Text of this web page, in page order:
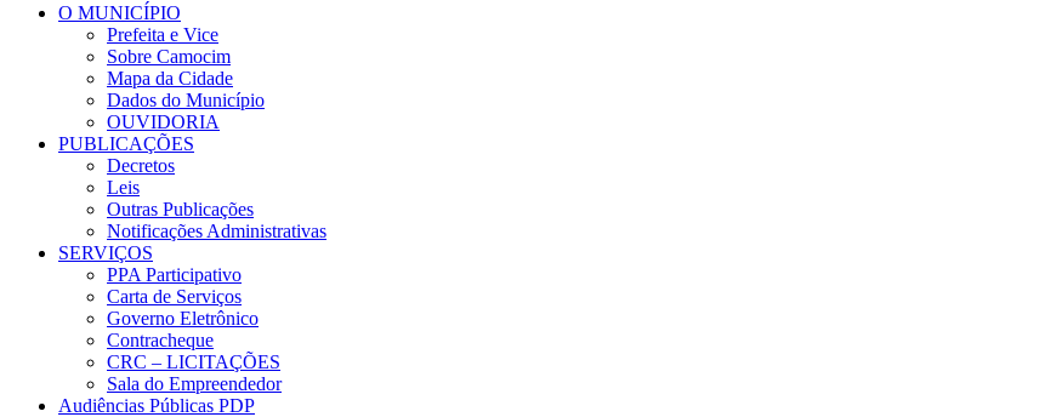
O MUNICÍPIO
Prefeita e Vice
Sobre Camocim
Mapa da Cidade
Dados do Município
OUVIDORIA
PUBLICAÇÕES
Decretos
Leis
Outras Publicações
Notificações Administrativas
SERVIÇOS
PPA Participativo
Carta de Serviços
Governo Eletrônico
Contracheque
CRC – LICITAÇÕES
Sala do Empreendedor
Audiências Públicas PDP